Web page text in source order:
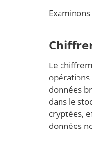
Le
opérations
données
dans le
cryptées,
données